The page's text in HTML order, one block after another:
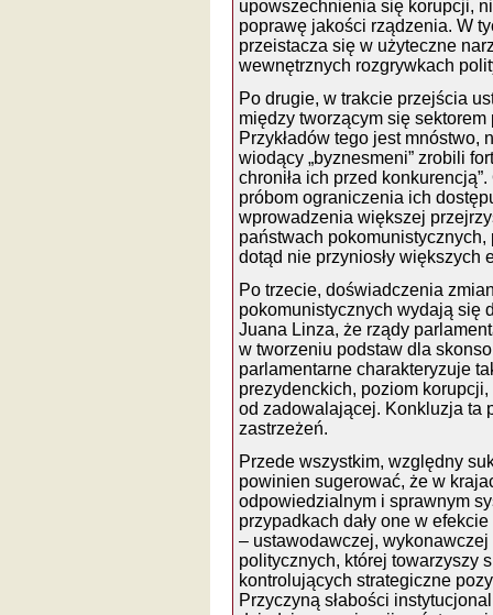
upowszechnienia się korupcji,
poprawę jakości rządzenia. W
przeistacza się w użyteczne
wewnętrznych rozgrywkach
Po drugie, w trakcie przejścia
między tworzącym się
Przykładów tego jest mnóstwo,
wiodący „byznesmeni” zrobili
chroniła ich przed
próbom ograniczenia ich
wprowadzenia większej
państwach
dotąd nie przyniosły większych
Po trzecie, doświadczenia
pokomunistycznych wydają się
Juana Linza, że rządy
w tworzeniu podstaw dla
parlamentarne charakteryzuje
prezydenckich, poziom
od zadowalającej. Konkluzja ta
zastrzeżeń.
Przede wszystkim, względny
powinien sugerować, że w
odpowiedzialnym i sprawnym
przypadkach dały one w
– ustawodawczej,
politycznych, której towarzyszy
kontrolujących strategiczne
Przyczyną słabości